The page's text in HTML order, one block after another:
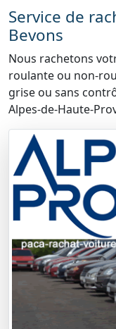
Service de
Bevons
Nous rachetons
roulante ou non-
grise ou sans
Alpes-de-Haute-